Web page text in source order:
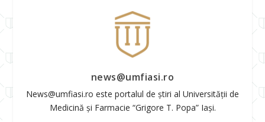
news@umfiasi.ro
News@umfiasi.ro este portalul de știri al Universității de
Medicină și Farmacie “Grigore T. Popa” Iași.